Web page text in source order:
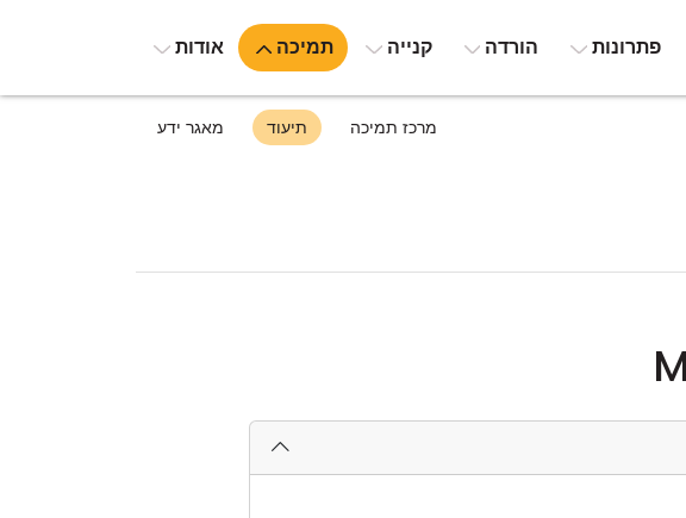
פתרונות הורדה קנייה תמיכה אודות
מרכז תמיכה תיעוד מאגר ידע